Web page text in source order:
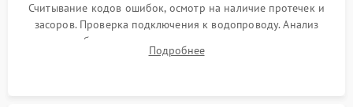
Считывание кодов ошибок, осмотр на наличие протечек и
засоров. Проверка подключения к водопроводу. Анализ
жалоб на отсутствие слива, нагрева, вращения
разбрызгивателей или срабатывание системы защиты
Подробнее